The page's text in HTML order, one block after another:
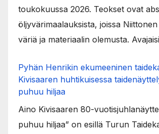
toukokuussa 2026. Teokset ovat
öljyvärimaalauksista, joissa
väriä ja materiaalin olemusta.
Pyhän Henrikin ekumeeninen
Kivisaaren huhtikuisessa
puhuu hiljaa
Aino Kivisaaren 80-
puhuu hiljaa” on esillä Turun